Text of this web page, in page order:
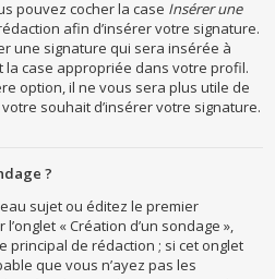
pouvez cocher la case Insérer une
afin d’insérer votre signature.
une signature qui sera insérée à
la case appropriée dans votre profil.
option, il ne vous sera plus utile de
souhait d’insérer votre signature.
?
sujet ou éditez le premier
« Création d’un sondage »,
principal de rédaction ; si cet onglet
que vous n’ayez pas les